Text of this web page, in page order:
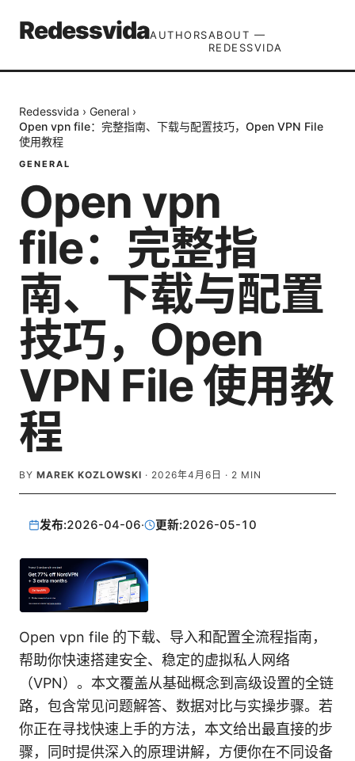
RedessvidaAUTHORSABOUT —
REDESSVIDA
Redessvida › General ›
Open vpn file：完整指南、下载与配置技巧，Open VPN File
使用教程
GENERAL
Open vpn
file：完整指
南、下载与配置
技巧，Open
VPN File 使用教
程
BY MAREK KOZLOWSKI · 2026年4月6日 · 2 MIN
发布:2026-04-06· 更新:2026-05-10
Open vpn file 的下载、导入和配置全流程指南，
帮助你快速搭建安全、稳定的虚拟私人网络
（VPN）。本文覆盖从基础概念到高级设置的全链
路，包含常见问题解答、数据对比与实操步骤。若
你正在寻找快速上手的方法，本文给出最直接的步
骤，同时提供深入的原理讲解，方便你在不同设备